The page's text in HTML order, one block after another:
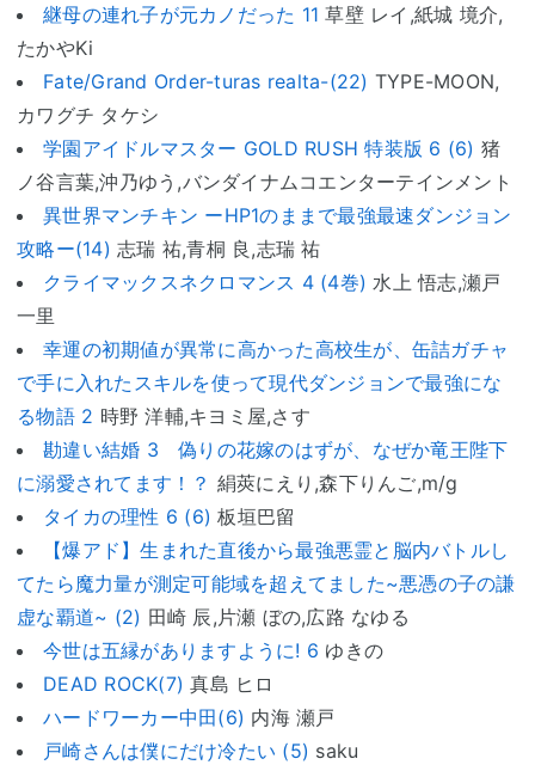
継母の連れ子が元カノだった 11 草壁 レイ,紙城 境介,
たかやKi
Fate/Grand Order-turas realta-(22) TYPE-MOON,
カワグチ タケシ
学園アイドルマスター GOLD RUSH 特装版 6 (6) 猪
ノ谷言葉,沖乃ゆう,バンダイナムコエンターテインメント
異世界マンチキン ーHP1のままで最強最速ダンジョン
攻略ー(14) 志瑞 祐,青桐 良,志瑞 祐
クライマックスネクロマンス 4 (4巻) 水上 悟志,瀬戸
一里
幸運の初期値が異常に高かった高校生が、缶詰ガチャ
で手に入れたスキルを使って現代ダンジョンで最強にな
る物語 2 時野 洋輔,キヨミ屋,さす
勘違い結婚 3 偽りの花嫁のはずが、なぜか竜王陛下
に溺愛されてます！？ 絹莢にえり,森下りんご,m/g
タイカの理性 6 (6) 板垣巴留
【爆アド】生まれた直後から最強悪霊と脳内バトルし
てたら魔力量が測定可能域を超えてました~悪憑の子の謙
虚な覇道~ (2) 田崎 辰,片瀬 ぼの,広路 なゆる
今世は五縁がありますように! 6 ゆきの
DEAD ROCK(7) 真島 ヒロ
ハードワーカー中田(6) 内海 瀬戸
戸崎さんは僕にだけ冷たい (5) saku